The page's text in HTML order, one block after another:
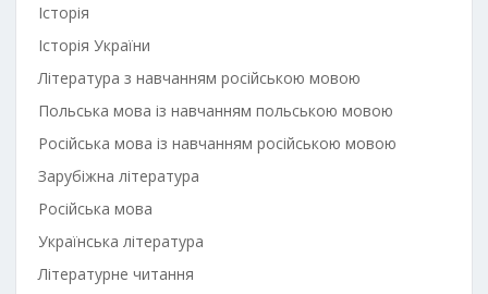
Історія
Історія України
Література з навчанням російською мовою
Польська мова із навчанням польською мовою
Російська мова із навчанням російською мовою
Зарубіжна література
Російська мова
Українська література
Літературне читання